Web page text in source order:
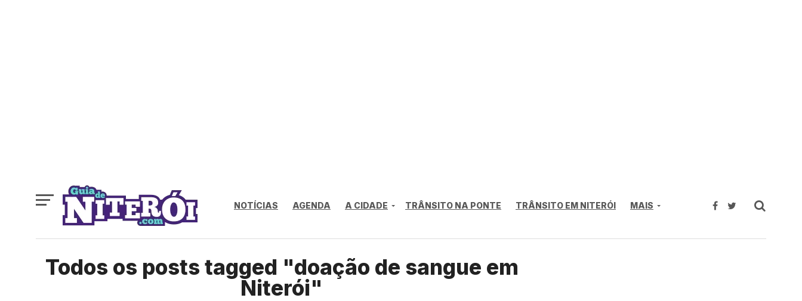
NOTÍCIAS AGENDA A CIDADE TRÂNSITO NA PONTE TRÂNSITO EM NITERÓI MAIS
Todos os posts tagged "doação de sangue em
Niterói"